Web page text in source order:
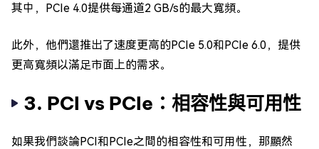
其中，PCIe 4.0提供每通道2 GB/s的最大寬頻。
此外，他們還推出了速度更高的PCIe 5.0和PCIe 6.0，提供
更高寬頻以滿足市面上的需求。
3. PCI vs PCIe：相容性與可用性
如果我們談論PCI和PCIe之間的相容性和可用性，那顯然